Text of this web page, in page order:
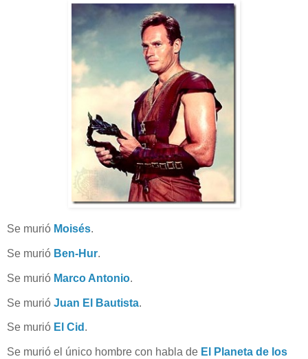
Se murió Moisés.
Se murió Ben-Hur.
Se murió Marco Antonio.
Se murió Juan El Bautista.
Se murió El Cid .
Se murió el único hombre con habla de El Planeta de los